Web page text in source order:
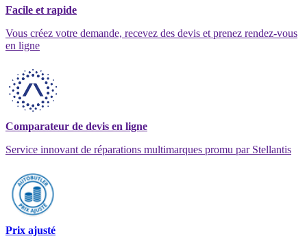
Facile et rapide
Vous créez votre demande, recevez des devis et prenez rendez-vous
en ligne
Comparateur de devis en ligne
Service innovant de réparations multimarques promu par Stellantis
Prix ajusté